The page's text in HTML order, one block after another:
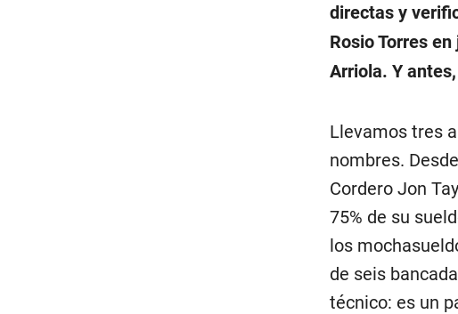
directas y
Rosio Torres
Arriola. Y
Llevamos tres
nombres.
Cordero Jon
75% de su
los
de seis
técnico: es un